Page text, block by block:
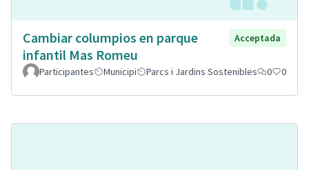
Cambiar columpios en parque
infantil Mas Romeu
Acceptada
Participantes Municipi Parcs i Jardins Sostenibles 0 0